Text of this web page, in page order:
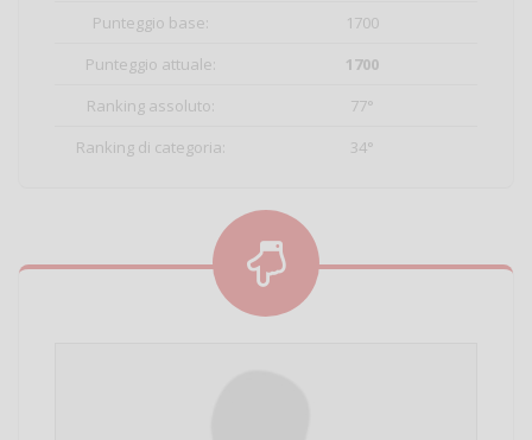
Punteggio base:
1700
Punteggio attuale:
1700
Ranking assoluto:
77°
Ranking di categoria:
34°